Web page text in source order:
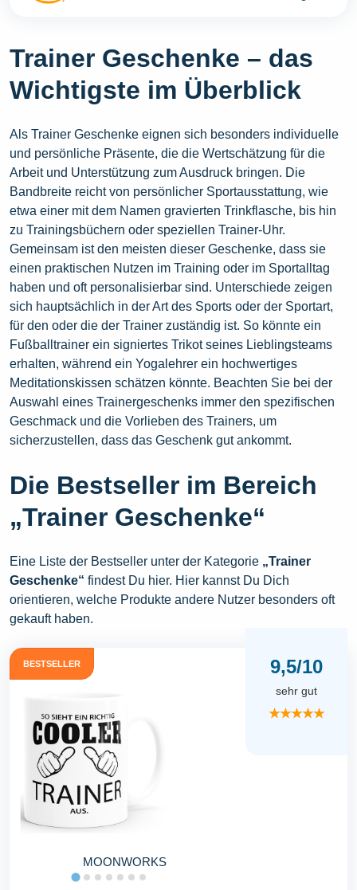
Trainer Geschenke – das
Wichtigste im Überblick
Als Trainer Geschenke eignen sich besonders individuelle
und persönliche Präsente, die die Wertschätzung für die
Arbeit und Unterstützung zum Ausdruck bringen. Die
Bandbreite reicht von persönlicher Sportausstattung, wie
etwa einer mit dem Namen gravierten Trinkflasche, bis hin
zu Trainingsbüchern oder speziellen Trainer-Uhr.
Gemeinsam ist den meisten dieser Geschenke, dass sie
einen praktischen Nutzen im Training oder im Sportalltag
haben und oft personalisierbar sind. Unterschiede zeigen
sich hauptsächlich in der Art des Sports oder der Sportart,
für den oder die der Trainer zuständig ist. So könnte ein
Fußballtrainer ein signiertes Trikot seines Lieblingsteams
erhalten, während ein Yogalehrer ein hochwertiges
Meditationskissen schätzen könnte. Beachten Sie bei der
Auswahl eines Trainergeschenks immer den spezifischen
Geschmack und die Vorlieben des Trainers, um
sicherzustellen, dass das Geschenk gut ankommt.
Die Bestseller im Bereich
„Trainer Geschenke“
Eine Liste der Bestseller unter der Kategorie „Trainer
Geschenke“ findest Du hier. Hier kannst Du Dich
orientieren, welche Produkte andere Nutzer besonders oft
gekauft haben.
BESTSELLER
MOONWORKS
9,5/10
sehr gut
★★★★★